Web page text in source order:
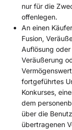
nur für die
offenlegen.
An einen
Fusion,
Auflösung
Veräußerung
fortgeführtes
Konkurses,
dem
über die
übertragenen